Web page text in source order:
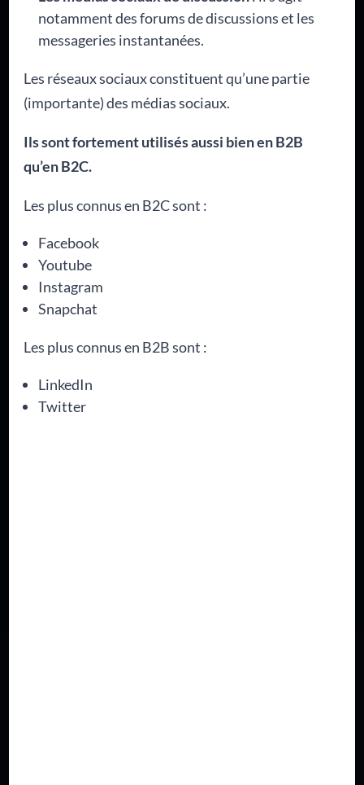
notamment des forums de discussions et les
messageries instantanées.
Les réseaux sociaux constituent qu’une partie
(importante) des médias sociaux.
Ils sont fortement utilisés aussi bien en B2B
qu’en B2C.
Les plus connus en B2C sont :
Facebook
Youtube
Instagram
Snapchat
Les plus connus en B2B sont :
LinkedIn
Twitter